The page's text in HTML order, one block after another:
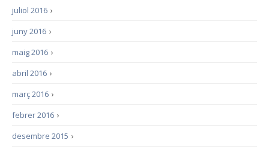
›
juliol 2016
›
juny 2016
›
maig 2016
›
abril 2016
›
març 2016
›
febrer 2016
›
desembre 2015